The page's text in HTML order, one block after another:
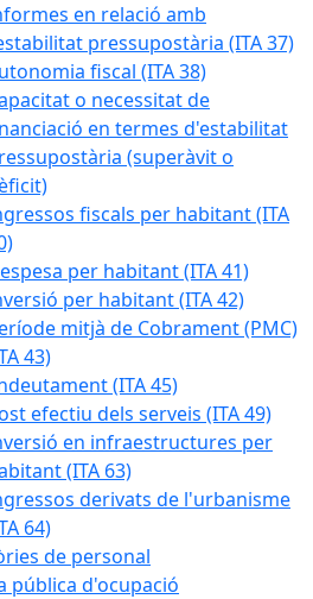
en relació amb
pressupostària (ITA 37)
fiscal (ITA 38)
o necessitat de
en termes d'estabilitat
(superàvit o
fiscals per habitant (ITA
per habitant (ITA 41)
per habitant (ITA 42)
mitjà de Cobrament (PMC)
43)
(ITA 45)
efectiu dels serveis (ITA 49)
en infraestructures per
(ITA 63)
derivats de l'urbanisme
64)
de personal
pública d'ocupació